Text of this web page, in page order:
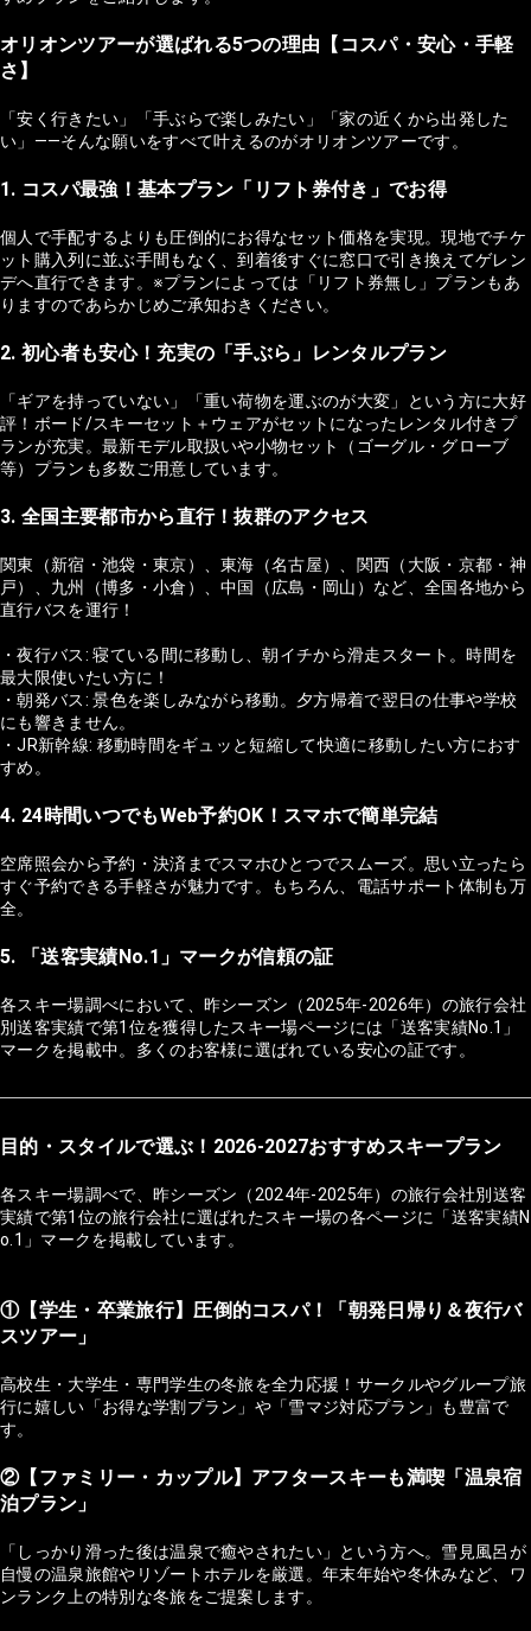
オリオンツアーが選ばれる5つの理由【コスパ・安心・手軽
さ】
「安く行きたい」「手ぶらで楽しみたい」「家の近くから出発した
い」——そんな願いをすべて叶えるのがオリオンツアーです。
1. コスパ最強！基本プラン「リフト券付き」でお得
個人で手配するよりも圧倒的にお得なセット価格を実現。現地でチケ
ット購入列に並ぶ手間もなく、到着後すぐに窓口で引き換えてゲレン
デへ直行できます。※プランによっては「リフト券無し」プランもあ
りますのであらかじめご承知おきください。
2. 初心者も安心！充実の「手ぶら」レンタルプラン
「ギアを持っていない」「重い荷物を運ぶのが大変」という方に大好
評！ボード/スキーセット＋ウェアがセットになったレンタル付きプ
ランが充実。最新モデル取扱いや小物セット（ゴーグル・グローブ
等）プランも多数ご用意しています。
3. 全国主要都市から直行！抜群のアクセス
関東（新宿・池袋・東京）、東海（名古屋）、関西（大阪・京都・神
戸）、九州（博多・小倉）、中国（広島・岡山）など、全国各地から
直行バスを運行！
・夜行バス: 寝ている間に移動し、朝イチから滑走スタート。時間を
最大限使いたい方に！
・朝発バス: 景色を楽しみながら移動。夕方帰着で翌日の仕事や学校
にも響きません。
・JR新幹線: 移動時間をギュッと短縮して快適に移動したい方におす
すめ。
4. 24時間いつでもWeb予約OK！スマホで簡単完結
空席照会から予約・決済までスマホひとつでスムーズ。思い立ったら
すぐ予約できる手軽さが魅力です。もちろん、電話サポート体制も万
全。
5. 「送客実績No.1」マークが信頼の証
各スキー場調べにおいて、昨シーズン（2025年-2026年）の旅行会社
別送客実績で第1位を獲得したスキー場ページには「送客実績No.1」
マークを掲載中。多くのお客様に選ばれている安心の証です。
目的・スタイルで選ぶ！2026-2027おすすめスキープラン
各スキー場調べで、昨シーズン（2024年-2025年）の旅行会社別送客
実績で第1位の旅行会社に選ばれたスキー場の各ページに「送客実績N
o.1」マークを掲載しています。
①【学生・卒業旅行】圧倒的コスパ！「朝発日帰り＆夜行バ
スツアー」
高校生・大学生・専門学生の冬旅を全力応援！サークルやグループ旅
行に嬉しい「お得な学割プラン」や「雪マジ対応プラン」も豊富で
す。
②【ファミリー・カップル】アフタースキーも満喫「温泉宿
泊プラン」
「しっかり滑った後は温泉で癒やされたい」という方へ。雪見風呂が
自慢の温泉旅館やリゾートホテルを厳選。年末年始や冬休みなど、ワ
ンランク上の特別な冬旅をご提案します。